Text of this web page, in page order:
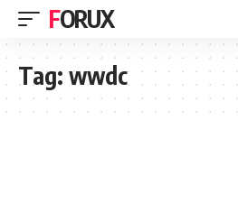
FORUX
Tag: wwdc